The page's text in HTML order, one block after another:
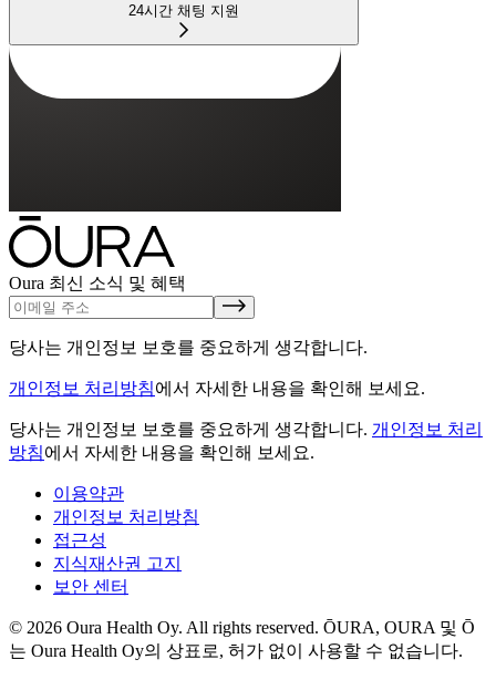
24시간 채팅 지원
Oura 최신 소식 및 혜택
당사는 개인정보 보호를 중요하게 생각합니다.
개인정보 처리방침에서 자세한 내용을 확인해 보세요.
당사는 개인정보 보호를 중요하게 생각합니다. 개인정보 처리
방침에서 자세한 내용을 확인해 보세요.
이용약관
개인정보 처리방침
접근성
지식재산권 고지
보안 센터
© 2026 Oura Health Oy. All rights reserved. ŌURA, OURA 및 Ō
는 Oura Health Oy의 상표로, 허가 없이 사용할 수 없습니다.